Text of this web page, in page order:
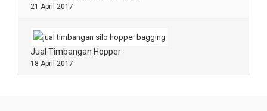
21 April 2017
Jual Timbangan Hopper
18 April 2017